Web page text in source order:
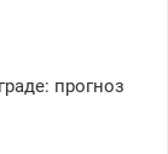
прогноз